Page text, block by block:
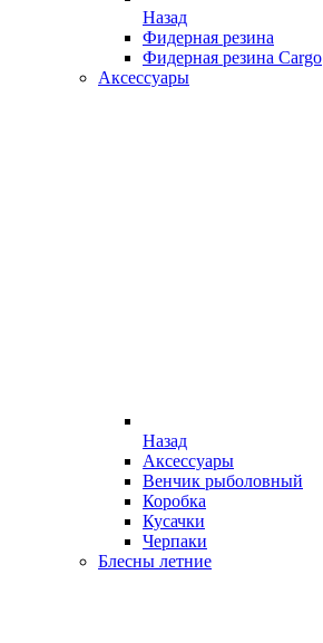
Назад
Фидерная резина
Фидерная резина Cargo
Аксессуары
Назад
Аксессуары
Венчик рыболовный
Коробка
Кусачки
Черпаки
Блесны летние